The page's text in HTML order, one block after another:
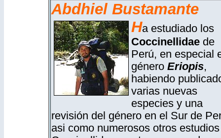
Abdhiel Bustamante
Ha estudiado los
Coccinellidaede
Perú, en especial
género Eriopis,
habiendo
varias nuevas
especies y una
revisión del género en el Sur de
asi como numerosos otros